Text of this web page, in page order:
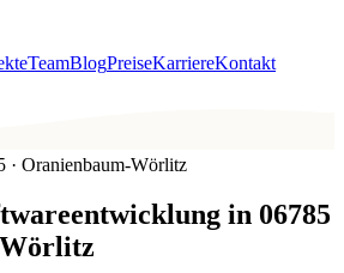
TeamBlogPreiseKarriereKontakt
· Oranienbaum-Wörlitz
in 06785